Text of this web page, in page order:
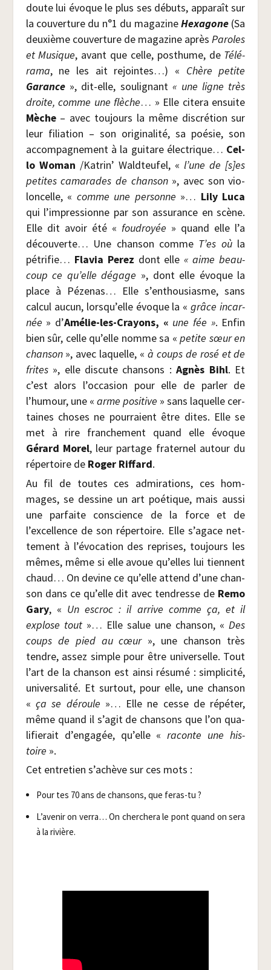
doute lui évoque le plus ses débuts, appa­raît sur
la cou­ver­ture du n°1 du maga­zineHexa­gone (Sa
deuxième cou­ver­ture de maga­zine aprèsParoles
et Musique, avant que celle, post­hume, de Télé­
ra­ma, ne les ait rejointes…) « Chère petite
Garance », dit-elle, sou­li­gnant« une ligne très
droite, comme une flèche… » Elle cite­ra ensuite
Mèche– avec tou­jours la même dis­cré­tion sur
leur filia­tion – son ori­gi­na­li­té, sa poé­sie, son
accom­pa­gne­ment à la gui­tare élec­trique… Cel­
lo Woman /​Katrin’ Wald­teu­fel, «l’une de [s]es
petites cama­rades de chan­son», avec son vio­
lon­celle, « comme une per­sonne »… Lily Luca
qui l’impressionne par son assu­rance en scène.
Elle dit avoir été «fou­droyée » quand elle l’a
décou­verte… Une chan­son comme T’es oùla
pétri­fie… Fla­via Per­ez dont elle« aime beau­
coup ce qu’elle dégage », dont elle évoque la
place à Péze­nas… Elle s’enthousiasme, sans
cal­cul aucun, lorsqu’elle évoque la «grâce incar­
née » d’Amé­lie-les-Crayons, « une fée ». Enfin
bien sûr, celle qu’elle nomme sa «petite sœur en
chan­son», avec laquelle, « à coups de rosé et de
frites », elle dis­cute chan­sons :Agnès Bihl. Et
c’est alors l’occasion pour elle de par­ler de
l’humour, une « arme posi­tive » sans laquelle cer­
taines choses ne pour­raient être dites. Elle se
met à rire fran­che­ment quand elle évoque
Gérard Morel, leur par­tage fra­ter­nel autour du
réper­toire de Roger Rif­fard.
Au fil de toutes ces admi­ra­tions, ces hom­
mages, se des­sine un art poé­tique, mais aus­si
une par­faite conscience de la force et de
l’excellence de son réper­toire. Elle s’agace net­
te­ment à l’évocation des reprises, tou­jours les
mêmes, même si elle avoue qu’elles lui tiennent
chaud… On devine ce qu’elle attend d’une chan­
son dans ce qu’elle dit avec ten­dresse de Remo
Gary, « Un escroc : il arrive comme ça, et il
explose tout »… Elle salue une chan­son, «Des
coups de pied au cœur», une chan­son très
tendre, assez simple pour être uni­ver­selle. Tout
l’art de la chan­son est ain­si résu­mé : sim­pli­ci­té,
uni­ver­sa­li­té. Et sur­tout, pour elle, une chan­son
« ça se déroule »… Elle ne cesse de répé­ter,
même quand il s’agit de chan­sons que l’on qua­
li­fie­rait d’engagée, qu’elle «raconte une his­
toire ».
Cet entre­tien s’achève sur ces mots :
Pour tes 70 ans de chan­sons, que feras-tu ?
L’avenir on ver­ra… On cher­che­ra le pont quand on sera
à la rivière.